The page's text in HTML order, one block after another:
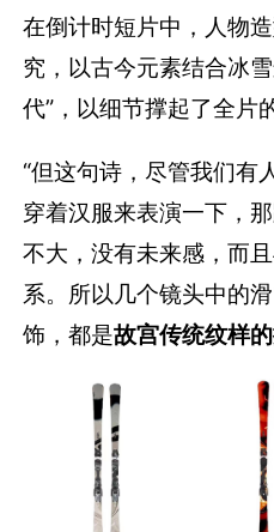
在倒计时短片中，人物
究，以古今元素结合冰
代”，以细节撑起了全片
“但这句诗，尽管我们有
穿着汉服来表演一下，
不大，没有未来感，而
系。所以几个镜头中的
饰，都是故宫传统纹样